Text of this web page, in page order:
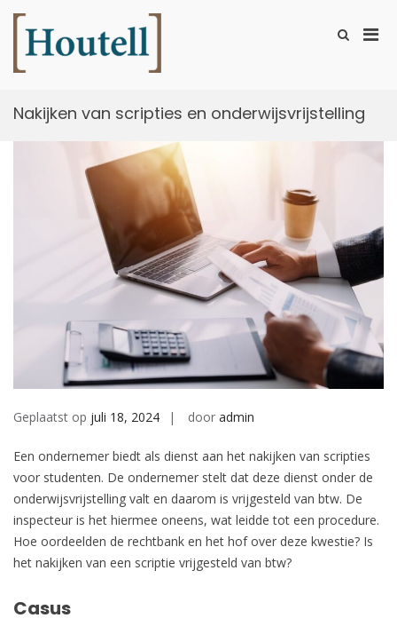
naar
inhoud
Toon
Nakijken van scripties en onderwijsvrijstelling
Geplaatst op juli 18, 2024 door admin
Een ondernemer biedt als dienst aan het nakijken van scripties
voor studenten. De ondernemer stelt dat deze dienst onder de
onderwijsvrijstelling valt en daarom is vrijgesteld van btw. De
inspecteur is het hiermee oneens, wat leidde tot een procedure.
Hoe oordeelden de rechtbank en het hof over deze kwestie? Is
het nakijken van een scriptie vrijgesteld van btw?
Casus